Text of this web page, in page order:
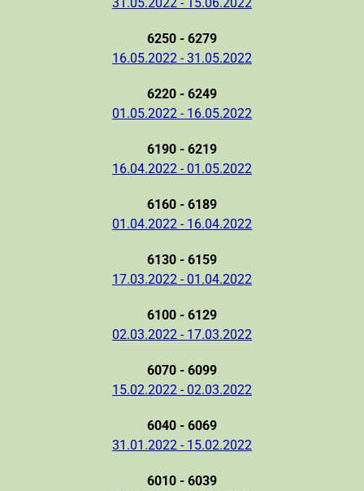
6250 - 6279
16.05.2022 - 31.05.2022
6220 - 6249
01.05.2022 - 16.05.2022
6190 - 6219
16.04.2022 - 01.05.2022
6160 - 6189
01.04.2022 - 16.04.2022
6130 - 6159
17.03.2022 - 01.04.2022
6100 - 6129
02.03.2022 - 17.03.2022
6070 - 6099
15.02.2022 - 02.03.2022
6040 - 6069
31.01.2022 - 15.02.2022
6010 - 6039